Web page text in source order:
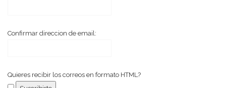
Confirmar direccion de email:
Quieres recibir los correos en formato HTML?